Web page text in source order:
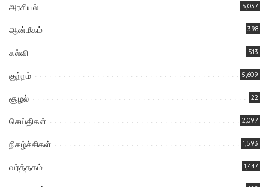
அரசியல் 5,037
ஆன்மீகம் 398
கல்வி 513
குற்றம் 5,609
சூழல் 22
செய்திகள் 2,097
நிகழ்ச்சிகள் 1,593
வர்த்தகம் 1,447